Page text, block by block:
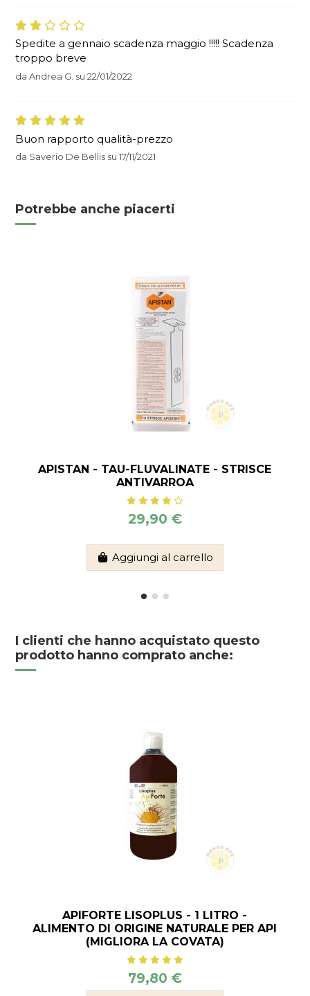
Spedite a gennaio scadenza maggio !!!!! Scadenza
troppo breve
daAndrea G. su22/01/2022
Buon rapporto qualità-prezzo
da Saverio De Bellis su17/11/2021
Potrebbe anche piacerti
APISTAN - TAU-FLUVALINATE - STRISCE
ANTIVARROA
29,90 €
Aggiungi al carrello
I clienti che hanno acquistato questo
prodotto hanno comprato anche:
APIFORTE LISOPLUS - 1 LITRO -
ALIMENTO DI ORIGINE NATURALE PER API
(MIGLIORA LA COVATA)
79,80 €